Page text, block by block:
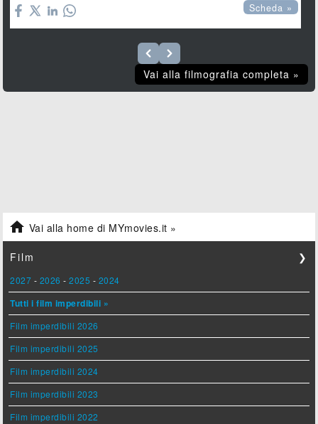
Scheda »
Vai alla filmografia completa »
 Vai alla home di MYmovies.it »
Film ❯
2027 - 2026 -2025 - 2024
Tutti i film imperdibili »
Film imperdibili 2026
Film imperdibili 2025
Film imperdibili 2024
Film imperdibili 2023
Film imperdibili 2022